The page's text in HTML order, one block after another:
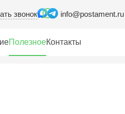
звонок info@postament.ru
ПолезноеКонтакты